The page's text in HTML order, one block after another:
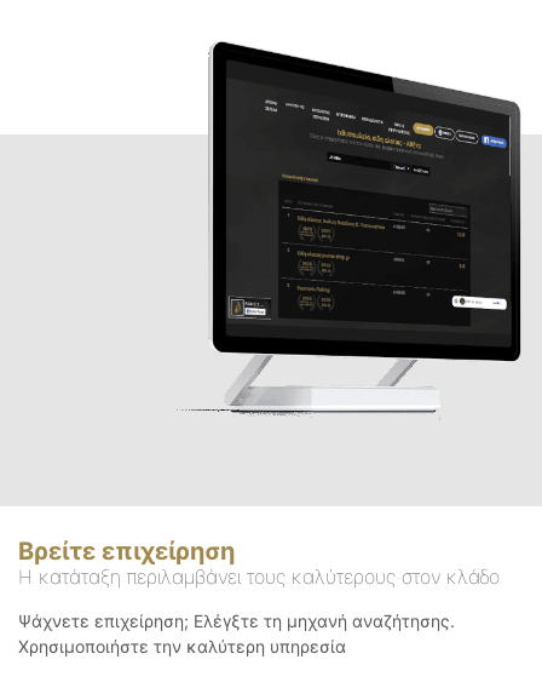
Βρείτε επιχείρηση
Η κατάταξη περιλαμβάνει τους καλύτερους στον κλάδο
Ψάχνετε επιχείρηση; Ελέγξτε τη μηχανή αναζήτησης.
Χρησιμοποιήστε την καλύτερη υπηρεσία